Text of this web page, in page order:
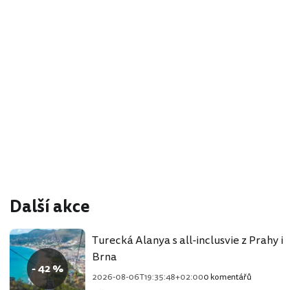
Další akce
- 42 %
Turecká Alanya s all-inclusvie z Prahy i
Brna
2026-08-06T19:35:48+02:000 komentářů